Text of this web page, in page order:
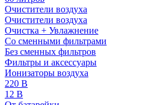
Очистители воздуха
Очистители воздуха
Очистка + Увлажнение
Cо сменными фильтрами
Без сменных фильтров
Фильтры и аксессуары
Ионизаторы воздуха
220 В
12 В